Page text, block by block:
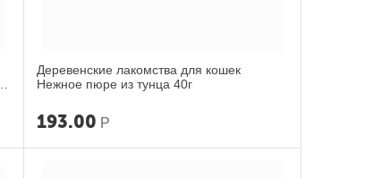
Деревенские лакомства для кошек
Нежное пюре из тунца 40г
193.00 Р